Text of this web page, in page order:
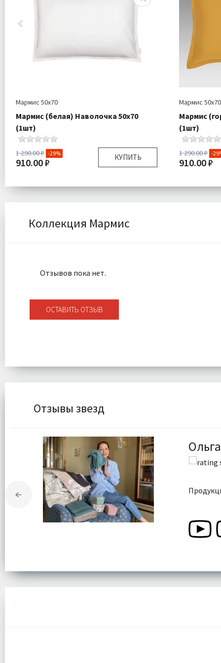
Мармис 50х70
Мармис (белая) Наволочка 50х70
(1шт)
1 290.00 ₽ -29%
910.00 ₽ КУПИТЬ
Размер:
50х70 см
Мармис 50х70
Мармис
(1шт)
1 290.00 ₽ -
910.00 ₽
Размер:
Коллекция Мармис
Отзывов пока нет.
ОСТАВИТЬ ОТЗЫВ
Отзывы звезд